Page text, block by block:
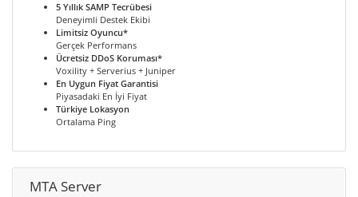
5 Yıllık SAMP Tecrübesi
Deneyimli Destek Ekibi
Limitsiz Oyuncu*
Gerçek Performans
Ücretsiz DDoS Koruması*
Voxility + Serverius + Juniper
En Uygun Fiyat Garantisi
Piyasadaki En İyi Fiyat
Türkiye Lokasyon
Ortalama Ping
MTA Server